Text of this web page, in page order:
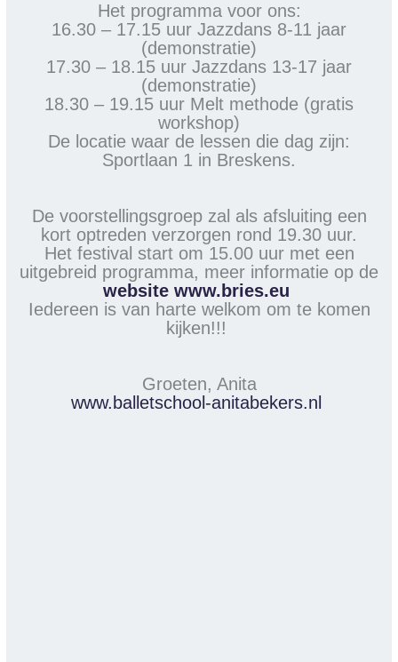
Het programma voor ons:
16.30 – 17.15 uur Jazzdans 8-11 jaar
(demonstratie)
17.30 – 18.15 uur Jazzdans 13-17 jaar
(demonstratie)
18.30 – 19.15 uur Melt methode (gratis
workshop)
De locatie waar de lessen die dag zijn:
Sportlaan 1 in Breskens.
De voorstellingsgroep zal als afsluiting een
kort optreden verzorgen rond 19.30 uur.
Het festival start om 15.00 uur met een
uitgebreid programma, meer informatie op de
website www.bries.eu
Iedereen is van harte welkom om te komen
kijken!!!
Groeten, Anita
www.balletschool-anitabekers.nl